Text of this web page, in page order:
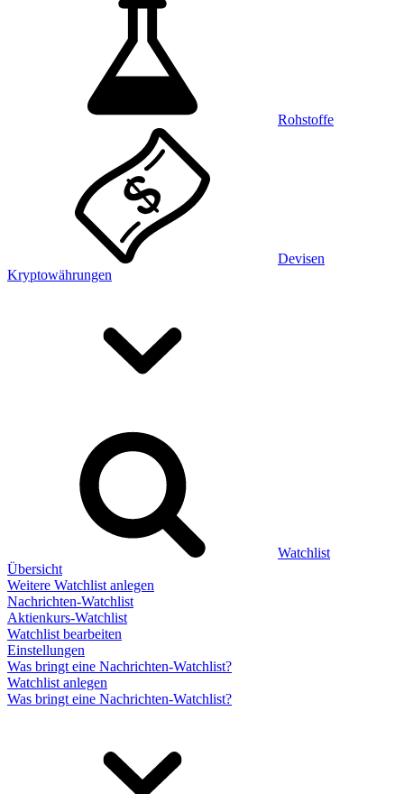
Rohstoffe
Devisen
Kryptowährungen
Watchlist
Übersicht
Weitere Watchlist anlegen
Nachrichten-Watchlist
Aktienkurs-Watchlist
Watchlist bearbeiten
Einstellungen
Was bringt eine Nachrichten-Watchlist?
Watchlist anlegen
Was bringt eine Nachrichten-Watchlist?